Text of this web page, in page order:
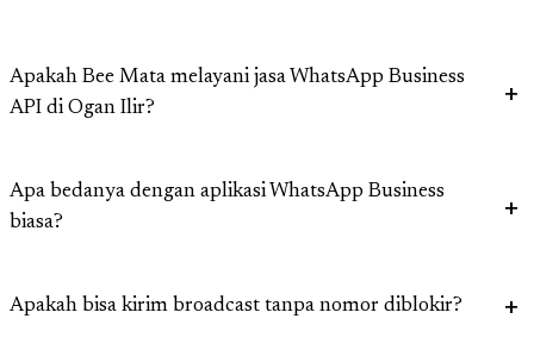
Apakah Bee Mata melayani jasa WhatsApp Business
API di Ogan Ilir?
Apa bedanya dengan aplikasi WhatsApp Business
biasa?
Apakah bisa kirim broadcast tanpa nomor diblokir?